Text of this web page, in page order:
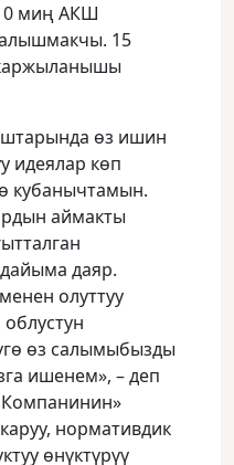
миң АКШ
15
өз ишин
идеялар көп
кубанычтамын.
аймакты
даяр.
олуттуу
өз салымыбызды
ишенем», – деп
Компанинин»
нормативдик
өнүктүрүү